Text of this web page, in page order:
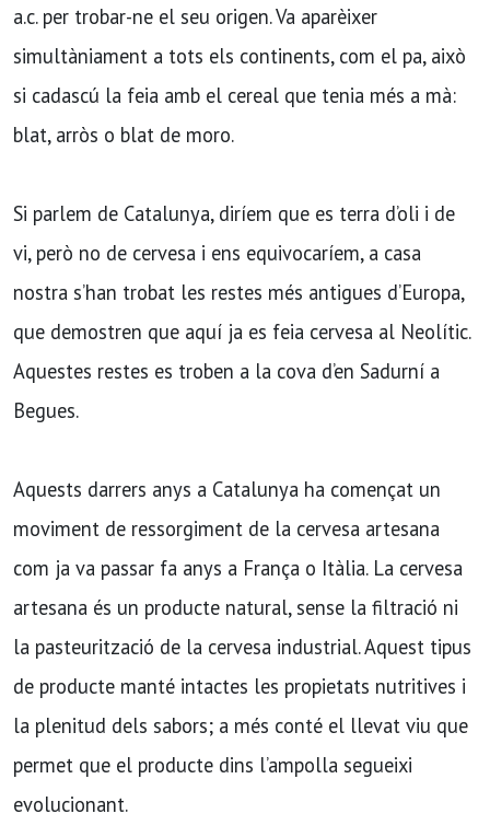
a.c. per trobar-ne el seu origen. Va aparèixer
simultàniament a tots els continents, com el pa, això
si cadascú la feia amb el cereal que tenia més a mà:
blat, arròs o blat de moro.
Si parlem de Catalunya, diríem que es terra d’oli i de
vi, però no de cervesa i ens equivocaríem, a casa
nostra s’han trobat les restes més antigues d’Europa,
que demostren que aquí ja es feia cervesa al Neolític.
Aquestes restes es troben a la cova d’en Sadurní a
Begues.
Aquests darrers anys a Catalunya ha començat un
moviment de ressorgiment de la cervesa artesana
com ja va passar fa anys a França o Itàlia. La cervesa
artesana és un producte natural, sense la filtració ni
la pasteurització de la cervesa industrial. Aquest tipus
de producte manté intactes les propietats nutritives i
la plenitud dels sabors; a més conté el llevat viu que
permet que el producte dins l’ampolla segueixi
evolucionant.